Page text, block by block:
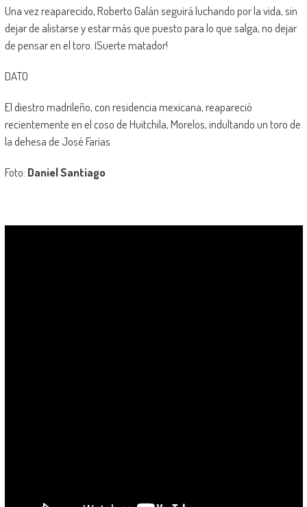
Una vez reaparecido, Roberto Galán seguirá luchando por la vida, sin
dejar de alistarse y estar más que puesto para lo que salga, no dejar
de pensar en el toro. ¡Suerte matador!
DATO
El diestro madrileño, con residencia mexicana, reapareció
recientemente en el coso de Huitchila, Morelos, indultando un toro de
la dehesa de José Farías
Foto: Daniel Santiago